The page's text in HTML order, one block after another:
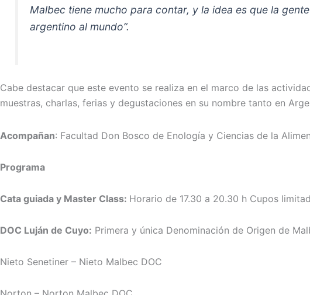
Malbec tiene mucho para contar, y la idea es que la
argentino al mundo”.
Cabe destacar que este evento se realiza en el marco de las
muestras, charlas, ferias y degustaciones en su nombre tanto en
Acompañan: Facultad Don Bosco de Enología y Ciencias de la
Programa
Cata guiada y Master Class: Horario de 17.30 a 20.30 h Cupos
DOC Luján de Cuyo: Primera y única Denominación de Origen de
Nieto Senetiner – Nieto Malbec DOC